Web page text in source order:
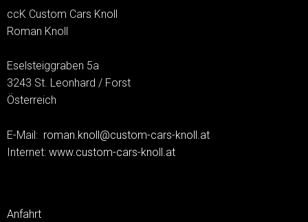
ccK Custom Cars Knoll
Roman Knoll
Eselsteiggraben 5a
3243 St. Leonhard / Forst
Österreich
E-Mail: roman.knoll@custom-cars-knoll.at
Internet: www.custom-cars-knoll.at
Anfahrt